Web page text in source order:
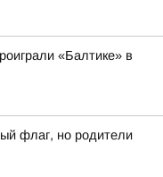
«Балтике» в
флаг, но родители